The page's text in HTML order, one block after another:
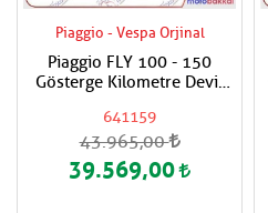
Piaggio - Vespa Orjinal
Piaggio FLY 100 - 150
Gösterge Kilometre Devir
641159
43.965,00
39.569,00